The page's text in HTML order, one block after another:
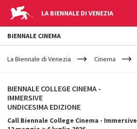
LA BIENNALE DI VENEZIA
YOUR
ARE
La Biennale di Venezia Cinema
CALL
BCC
BIENNALE COLLEGE CINEMA -
IMMERSIVE
UNDICESIMA EDIZIONE
Call Biennale College Cinema - Immersive
BIENNALE CINEMA